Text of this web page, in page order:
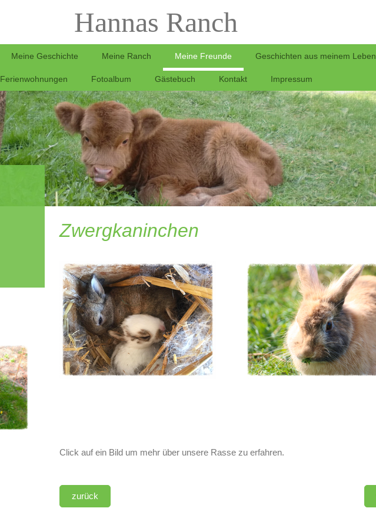
Hannas Ranch
Meine Geschichte Meine Ranch Meine Freunde Geschichten aus meinem Leben
Ferienwohnungen Fotoalbum Gästebuch Kontakt Impressum
Zwergkaninchen
Click auf ein Bild um mehr über unsere Rasse zu erfahren.
zurück